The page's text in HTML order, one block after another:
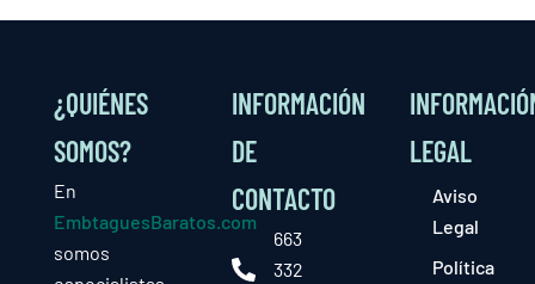
¿QUIÉNES
SOMOS?
En
EmbtaguesBaratos.com
somos
INFORMACIÓN
DE
CONTACTO
663
332
LEGAL
Aviso
Legal
Política